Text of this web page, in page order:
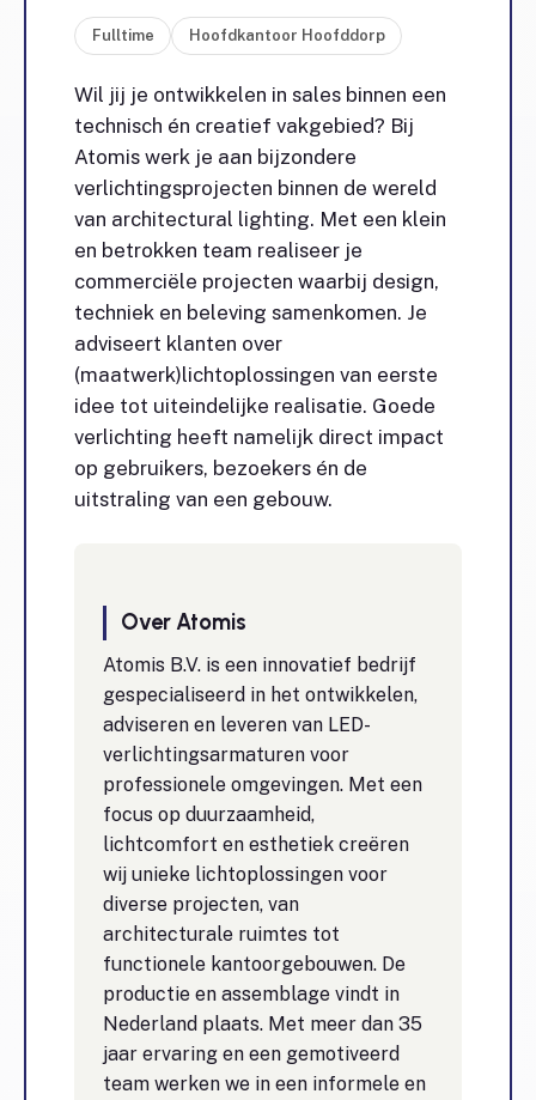
Fulltime Hoofdkantoor Hoofddorp
Wil jij je ontwikkelen in sales binnen een
technisch én creatief vakgebied? Bij
Atomis werk je aan bijzondere
verlichtingsprojecten binnen de wereld
van architectural lighting. Met een klein
en betrokken team realiseer je
commerciële projecten waarbij design,
techniek en beleving samenkomen. Je
adviseert klanten over
(maatwerk)lichtoplossingen van eerste
idee tot uiteindelijke realisatie. Goede
verlichting heeft namelijk direct impact
op gebruikers, bezoekers én de
uitstraling van een gebouw.
Over Atomis
Atomis B.V. is een innovatief bedrijf
gespecialiseerd in het ontwikkelen,
adviseren en leveren van LED-
verlichtingsarmaturen voor
professionele omgevingen. Met een
focus op duurzaamheid,
lichtcomfort en esthetiek creëren
wij unieke lichtoplossingen voor
diverse projecten, van
architecturale ruimtes tot
functionele kantoorgebouwen. De
productie en assemblage vindt in
Nederland plaats. Met meer dan 35
jaar ervaring en een gemotiveerd
team werken we in een informele en